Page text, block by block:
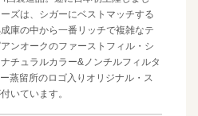
ズは、シガーにベストマッチする
庫の中から一番リッチで複雑なテ
ンオークのファーストフィル・シ
チュラルカラー&ノンチルフィルタ
蒸留所のロゴ入りオリジナル・ス
いています。